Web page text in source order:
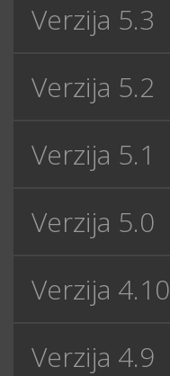
Verzija 5.3
Verzija 5.2
Verzija 5.1
Verzija 5.0
Verzija 4.10
Verzija 4.9